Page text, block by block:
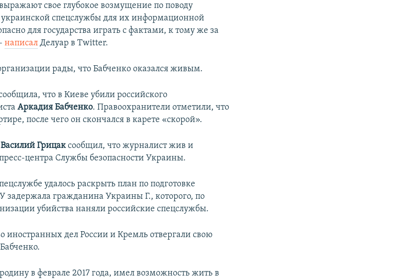
свое глубокое возмущение по поводу
спецслужбы для их информационной
для государства играть с фактами, к тому же за
написал Делуар в Twitter.
рады, что Бабченко оказался живым.
что в Киеве убили российского
Аркадия Бабченко. Правоохранители отметили, что
после чего он скончался в карете «скорой».
Василий Грицаксообщил, что журналист жив и
центра Службы безопасности Украины.
удалось раскрыть план по подготовке
задержала гражданина Украины Г., которого, по
убийства наняли российские спецслужбы.
иностранных дел России и Кремль отвергали свою
в феврале 2017 года, имел возможность жить в